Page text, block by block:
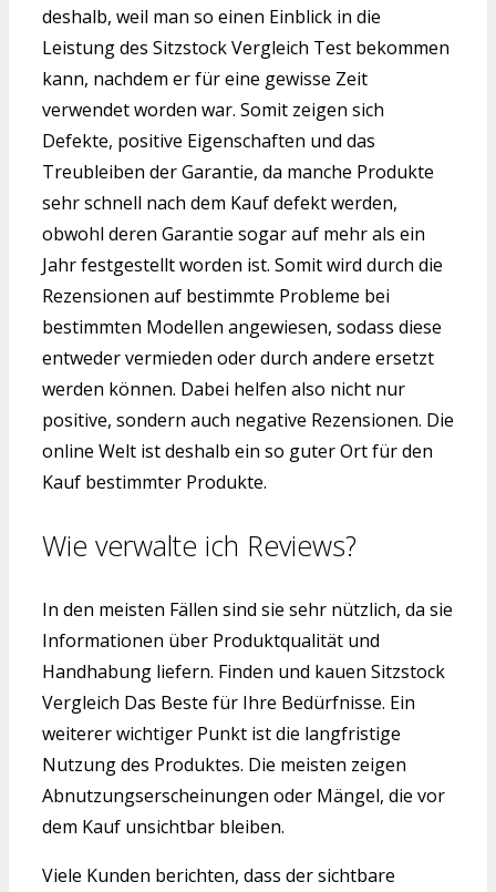
deshalb, weil man so einen Einblick in die
Leistung des Sitzstock Vergleich Test bekommen
kann, nachdem er für eine gewisse Zeit
verwendet worden war. Somit zeigen sich
Defekte, positive Eigenschaften und das
Treubleiben der Garantie, da manche Produkte
sehr schnell nach dem Kauf defekt werden,
obwohl deren Garantie sogar auf mehr als ein
Jahr festgestellt worden ist. Somit wird durch die
Rezensionen auf bestimmte Probleme bei
bestimmten Modellen angewiesen, sodass diese
entweder vermieden oder durch andere ersetzt
werden können. Dabei helfen also nicht nur
positive, sondern auch negative Rezensionen. Die
online Welt ist deshalb ein so guter Ort für den
Kauf bestimmter Produkte.
Wie verwalte ich Reviews?
In den meisten Fällen sind sie sehr nützlich, da sie
Informationen über Produktqualität und
Handhabung liefern. Finden und kauen Sitzstock
Vergleich Das Beste für Ihre Bedürfnisse. Ein
weiterer wichtiger Punkt ist die langfristige
Nutzung des Produktes. Die meisten zeigen
Abnutzungserscheinungen oder Mängel, die vor
dem Kauf unsichtbar bleiben.
Viele Kunden berichten, dass der sichtbare